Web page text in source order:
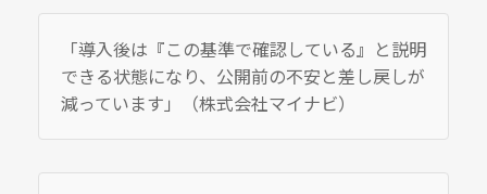
「導入後は『この基準で確認している』と説明
できる状態になり、公開前の不安と差し戻しが
減っています」（株式会社マイナビ）